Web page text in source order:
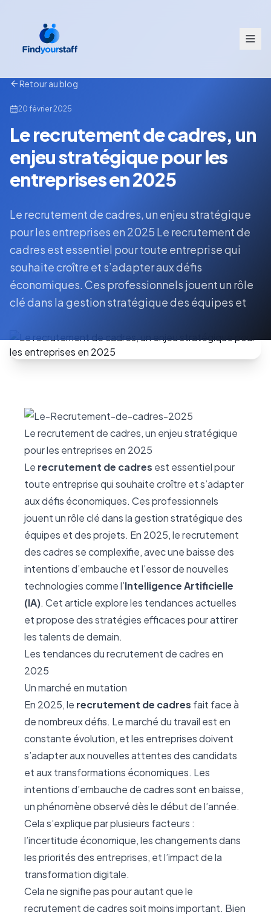
Retour au blog
20 février 2025
Le recrutement de cadres, un
enjeu stratégique pour les
entreprises en 2025
Le recrutement de cadres, un enjeu stratégique
pour les entreprises en 2025 Le recrutement de
cadres est essentiel pour toute entreprise qui
souhaite croître et s’adapter aux défis
économiques. Ces professionnels jouent un rôle
clé dans la gestion stratégique des équipes et
Le recrutement de cadres, un enjeu stratégique
pour les entreprises en 2025
Le recrutement de cadres est essentiel pour
toute entreprise qui souhaite croître et s’adapter
aux défis économiques. Ces professionnels
jouent un rôle clé dans la gestion stratégique des
équipes et des projets. En 2025, le recrutement
des cadres se complexifie, avec une baisse des
intentions d’embauche et l’essor de nouvelles
technologies comme l’Intelligence Artificielle
(IA). Cet article explore les tendances actuelles
et propose des stratégies efficaces pour attirer
les talents de demain.
Les tendances du recrutement de cadres en
2025
Un marché en mutation
En 2025, le recrutement de cadres fait face à
de nombreux défis. Le marché du travail est en
constante évolution, et les entreprises doivent
s’adapter aux nouvelles attentes des candidats
et aux transformations économiques. Les
intentions d’embauche de cadres sont en baisse,
un phénomène observé dès le début de l’année.
Cela s’explique par plusieurs facteurs :
l’incertitude économique, les changements dans
les priorités des entreprises, et l’impact de la
transformation digitale.
Cela ne signifie pas pour autant que le
recrutement de cadres soit moins important. Bien